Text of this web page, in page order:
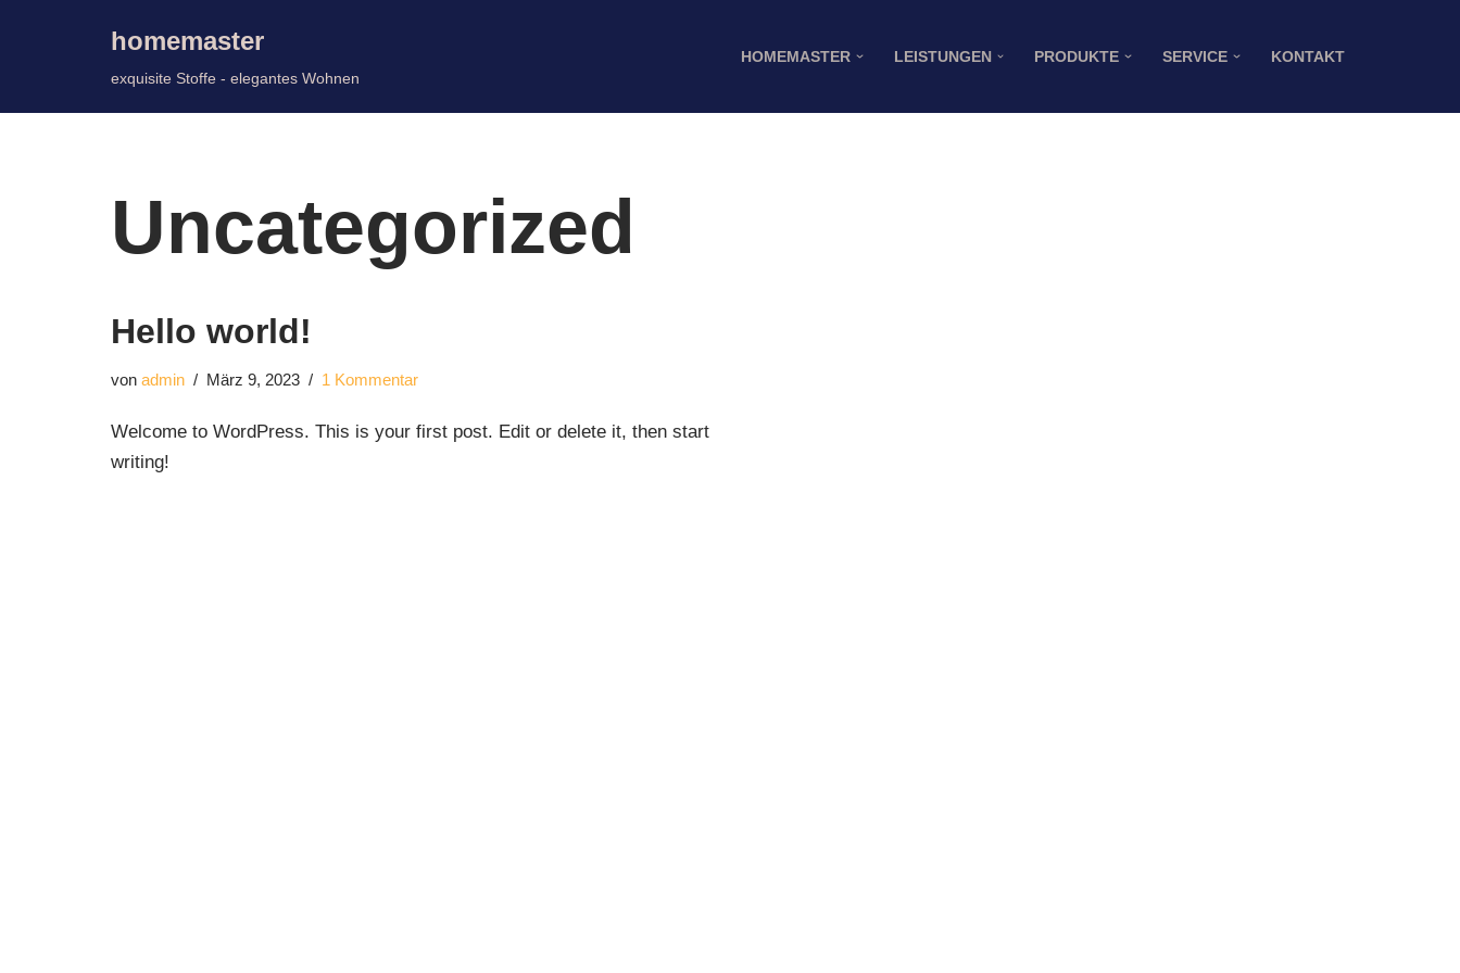
homemaster
exquisite Stoffe - elegantes Wohnen
HOMEMASTER LEISTUNGEN PRODUKTE SERVICE KONTAKT
Uncategorized
Hello world!
von admin März 9, 2023 1 Kommentar
Welcome to WordPress. This is your first post. Edit or delete it, then start
writing!